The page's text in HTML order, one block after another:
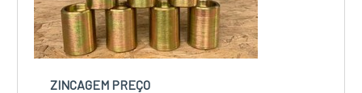
ZINCAGEM PREÇO